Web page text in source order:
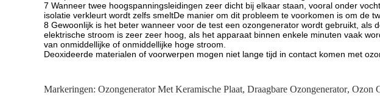
7 Wanneer twee hoogspanningsleidingen zeer dicht bij elkaar staan, vooral onder
isolatie verkleurt wordt zelfs smeltDe manier om dit probleem te voorkomen is om de
8 Gewoonlijk is het beter wanneer voor de test een ozongenerator wordt gebruikt,
elektrische stroom is zeer zeer hoog, als het apparaat binnen enkele minuten vaak
van onmiddellijke of onmiddellijke hoge stroom.
Deoxideerde materialen of voorwerpen mogen niet lange tijd in contact komen met
Markeringen: Ozongenerator Met Keramische Plaat, Draagbare Ozongenerator, Ozon